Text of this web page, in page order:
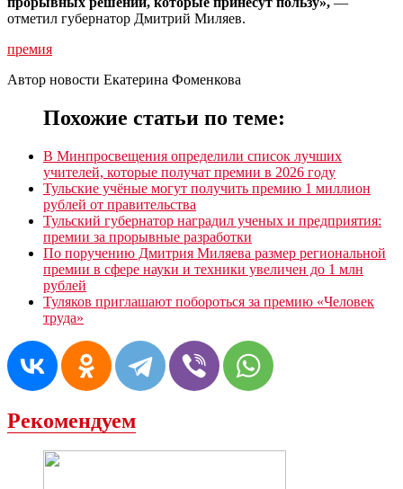
отметил губернатор Дмитрий Миляев.
премия
Автор новости Екатерина Фоменкова
Похожие статьи по теме:
В Минпросвещения определили список лучших
учителей, которые получат премии в 2026 году
Тульские учёные могут получить премию 1 миллион
рублей от правительства
Тульский губернатор наградил ученых и предприятия:
премии за прорывные разработки
По поручению Дмитрия Миляева размер региональной
премии в сфере науки и техники увеличен до 1 млн
рублей
Туляков приглашают побороться за премию «Человек
труда»
Рекомендуем